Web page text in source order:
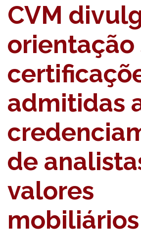
CVM
orientação
admitidas
de
valores
mobiliários